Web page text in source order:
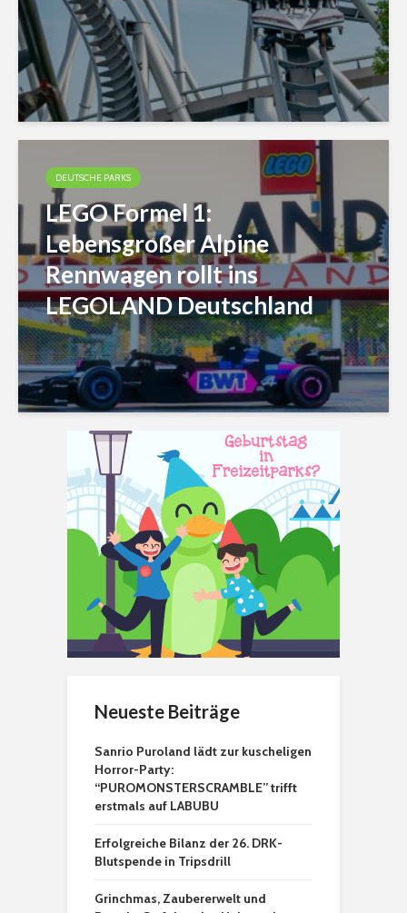
DEUTSCHE PARKS
LEGO Formel 1:
Lebensgroßer Alpine
Rennwagen rollt ins
LEGOLAND Deutschland
Neueste Beiträge
Sanrio Puroland lädt zur kuscheligen
Horror-Party:
“PUROMONSTERSCRAMBLE” trifft
erstmals auf LABUBU
Erfolgreiche Bilanz der 26. DRK-
Blutspende in Tripsdrill
Grinchmas, Zaubererwelt und